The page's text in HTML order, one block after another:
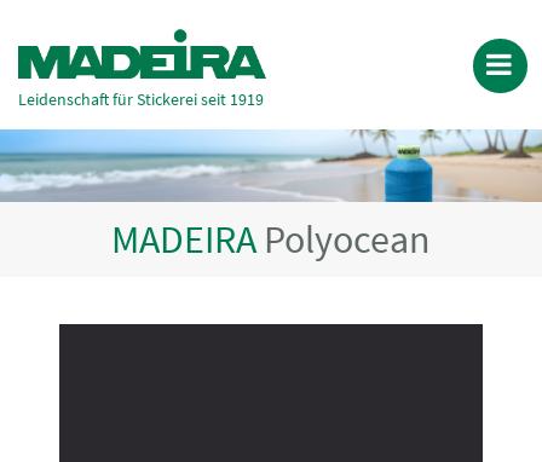
Leidenschaft für Stickerei seit 1919
MADEIRA Polyocean